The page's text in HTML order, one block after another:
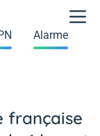
Alarme
française